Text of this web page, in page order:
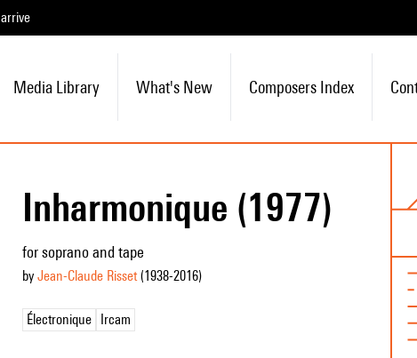
arrive
Media Library What's New Composers Index
Inharmonique (1977)
for soprano and tape
by Jean-Claude Risset(1938-2016)
Électronique Ircam